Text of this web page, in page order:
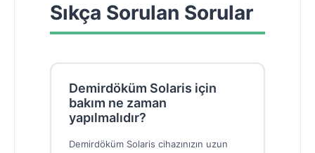
Sıkça Sorulan Sorular
Demirdöküm Solaris için
bakım ne zaman
yapılmalıdır?
Demirdöküm Solaris cihazınızın uzun